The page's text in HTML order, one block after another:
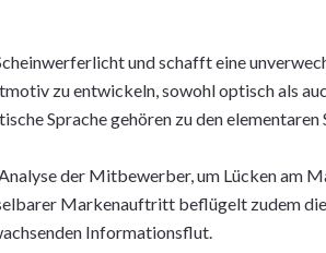
und schafft eine
zu entwickeln, sowohl optisch als
Sprache gehören zu den elementaren
der Mitbewerber, um Lücken am
Markenauftritt beflügelt zudem
Informationsflut.